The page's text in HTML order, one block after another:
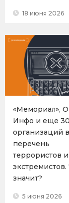
18 июня 2026
«Мемориал»,
Инфо и еще 30
организаций
перечень
террористов и
экстремистов.
значит?
5 июня 2026